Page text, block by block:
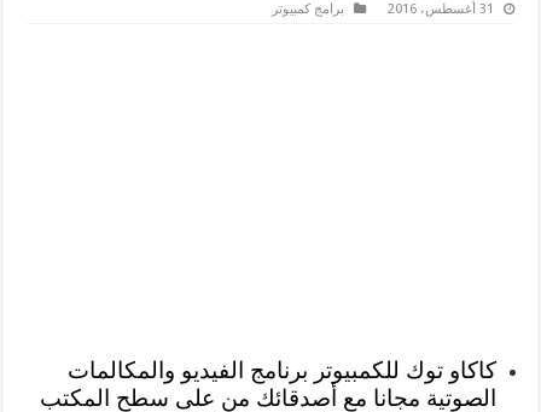
31 أغسطس، 2016 برامج كمبيوتر
كاكاو توك للكمبيوتر برنامج الفيديو والمكالمات
الصوتية مجانا مع أصدقائك من على سطح المكتب